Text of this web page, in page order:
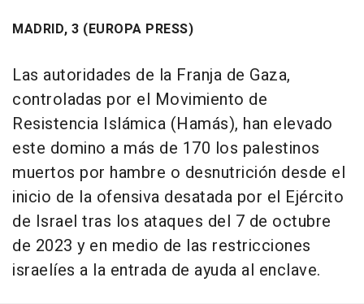
MADRID, 3 (EUROPA PRESS)
Las autoridades de la Franja de Gaza,
controladas por el Movimiento de
Resistencia Islámica (Hamás), han elevado
este domino a más de 170 los palestinos
muertos por hambre o desnutrición desde el
inicio de la ofensiva desatada por el Ejército
de Israel tras los ataques del 7 de octubre
de 2023 y en medio de las restricciones
israelíes a la entrada de ayuda al enclave.